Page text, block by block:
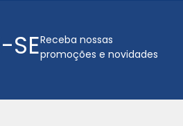
SEReceba nossas
promoções e novidades